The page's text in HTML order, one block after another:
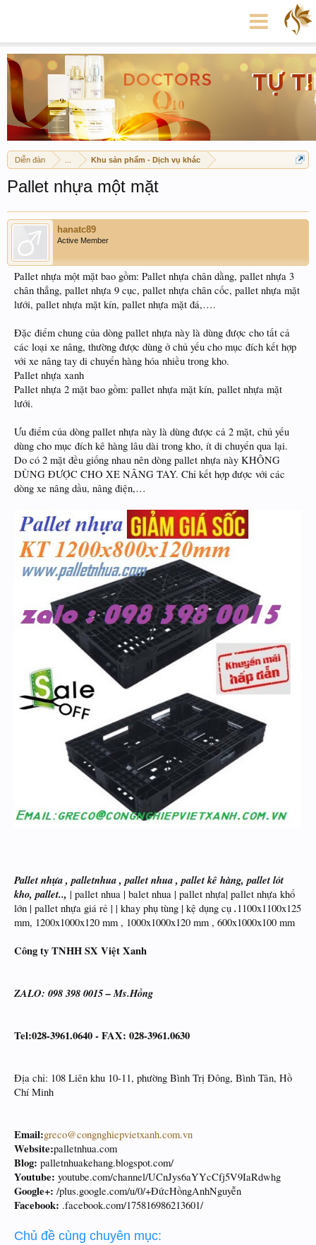
Diễn đàn Khu sản phẩm - Dịch vụ khác
Pallet nhựa một mặt
hanatc89
Active Member
Pallet nhựa một mặt bao gồm: Pallet nhựa chân dằng, pallet nhựa 3
chân thẳng, pallet nhựa 9 cục, pallet nhựa chân cốc, pallet nhựa mặt
lưới, pallet nhựa mặt kín, pallet nhựa mặt đá,….
Đặc điểm chung của dòng pallet nhựa này là dùng được cho tất cả
các loại xe nâng, thường được dùng ở chủ yếu cho mục đích kết hợp
với xe nâng tay di chuyển hàng hóa nhiều trong kho.
Pallet nhựa xanh
Pallet nhựa 2 mặt bao gồm: pallet nhựa mặt kín, pallet nhựa mặt
lưới.
Ưu điểm của dòng pallet nhựa này là dùng được cả 2 mặt, chủ yếu
dùng cho mục đích kê hàng lâu dài trong kho, ít di chuyển qua lại.
Do có 2 mặt đều giống nhau nên dòng pallet nhựa này KHÔNG
DÙNG ĐƯỢC CHO XE NÂNG TAY. Chỉ kết hợp được với các
dòng xe nâng dầu, nâng điện,…
Pallet nhựa , palletnhua , pallet nhua , pallet kê hàng, pallet lót
kho, pallet.., | pallet nhua | balet nhua | pallet nhựa| pallet nhựa khổ
lớn | pallet nhựa giá rẻ | | khay phụ tùng | kệ dụng cụ .1100x1100x125
mm, 1200x1000x120 mm , 1000x1000x120 mm , 600x1000x100 mm
Công ty TNHH SX Việt Xanh
ZALO: 098 398 0015 – Ms.Hồng
Tel:028-3961.0640 - FAX: 028-3961.0630
Địa chỉ: 108 Liên khu 10-11, phường Bình Trị Đông, Bình Tân, Hồ
Chí Minh
Email:greco@congnghiepvietxanh.com.vn
Website:palletnhua.com
Blog: palletnhuakehang.blogspot.com/
Youtube: youtube.com/channel/UCnJys6aYYcCfj5V9IaRdwhg
Google+: /plus.google.com/u/0/+ĐứcHồngAnhNguyễn
Facebook: .facebook.com/175816986213601/
Chủ đề cùng chuyên mục: